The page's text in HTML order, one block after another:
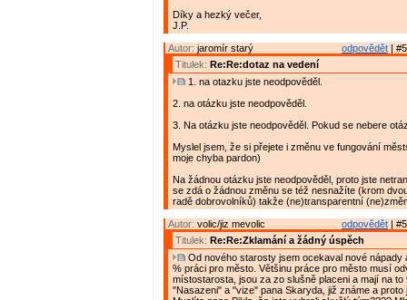
Díky a hezký večer,
J.P.
odpovědět |
Autor: jaromír starý
Titulek: Re:Re:dotaz na vedení
1. na otazku jste neodpověděl.
2. na otázku jste neodpověděl.
3. Na otázku jste neodpověděl. Pokud se nebere
Myslel jsem, že si přejete i změnu ve fungování
moje chyba pardon)
Na žádnou otázku jste neodpověděl, proto jste
se zdá o žádnou změnu se též nesnažíte (krom
radě dobrovolníků) takže (ne)transparentní
odpovědět |
Autor: volic/jiz mevolic
Titulek: Re:Re:Zklamání a žádný úspěch
Od nového starosty jsem ocekaval nové nápady
% práci pro město. Většinu práce pro město musí
místostarosta, jsou za zo slušně placeni a mají na
"Nasazeni" a "vize" pana Skaryda, již známe a proto